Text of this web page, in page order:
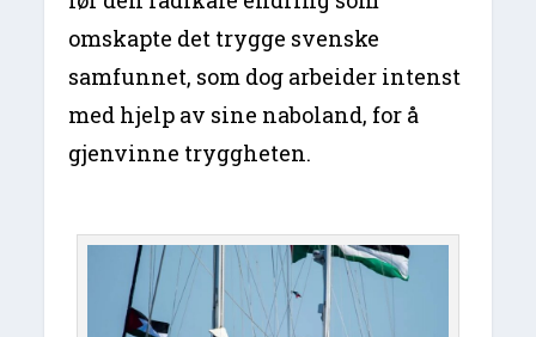
omskapte det trygge svenske
samfunnet, som dog arbeider intenst
med hjelp av sine naboland, for å
gjenvinne tryggheten.